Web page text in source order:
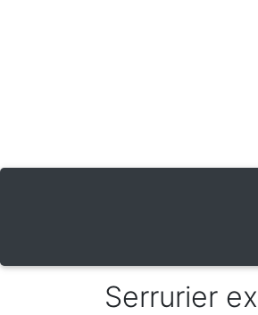
Serrurier